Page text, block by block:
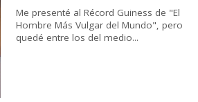
Me presenté al Récord Guiness de "El
Hombre Más Vulgar del Mundo", pero
quedé entre los del medio...